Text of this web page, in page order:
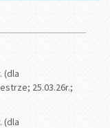
(dla
25.03.26r.;
(dla